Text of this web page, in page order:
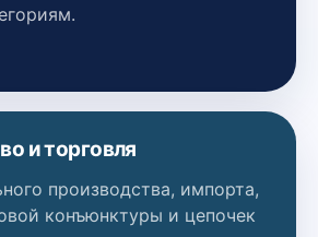
и торговля
производства, импорта,
конъюнктуры и цепочек